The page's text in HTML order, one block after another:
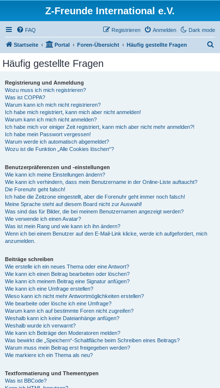
Z-Freunde International e.V.
Dark mode
FAQ Anmelden
Registrieren
Startseite Portal Foren-Übersicht Häufig gestellte Fragen
Häufig gestellte Fragen
Registrierung und Anmeldung
Wozu muss ich mich registrieren?
Was ist COPPA?
Warum kann ich mich nicht registrieren?
Ich habe mich registriert, kann mich aber nicht anmelden!
Warum kann ich mich nicht anmelden?
Ich habe mich vor einiger Zeit registriert, kann mich aber nicht mehr anmelden?!
Ich habe mein Passwort vergessen!
Warum werde ich automatisch abgemeldet?
Wozu ist die Funktion „Alle Cookies löschen“?
Benutzerpräferenzen und -einstellungen
Wie kann ich meine Einstellungen ändern?
Wie kann ich verhindern, dass mein Benutzername in der Online-Liste auftaucht?
Die Forenuhr geht falsch!
Ich habe die Zeitzone eingestellt, aber die Forenuhr geht immer noch falsch!
Meine Sprache steht auf diesem Board nicht zur Auswahl!
Was sind das für Bilder, die bei meinem Benutzernamen angezeigt werden?
Wie verwende ich einen Avatar?
Was ist mein Rang und wie kann ich ihn ändern?
Wenn ich bei einem Benutzer auf den E-Mail-Link klicke, werde ich aufgefordert, mich
anzumelden.
Beiträge schreiben
Wie erstelle ich ein neues Thema oder eine Antwort?
Wie kann ich einen Beitrag bearbeiten oder löschen?
Wie kann ich meinem Beitrag eine Signatur anfügen?
Wie kann ich eine Umfrage erstellen?
Wieso kann ich nicht mehr Antwortmöglichkeiten erstellen?
Wie bearbeite oder lösche ich eine Umfrage?
Warum kann ich auf bestimmte Foren nicht zugreifen?
Weshalb kann ich keine Dateianhänge anfügen?
Weshalb wurde ich verwarnt?
Wie kann ich Beiträge den Moderatoren melden?
Was bewirkt die „Speichern“-Schaltfläche beim Schreiben eines Beitrags?
Warum muss mein Beitrag erst freigegeben werden?
Wie markiere ich ein Thema als neu?
Textformatierung und Thementypen
Was ist BBCode?